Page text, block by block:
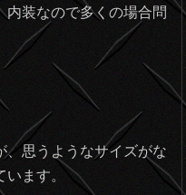
内装なので多くの場合問
思うようなサイズがな
います。